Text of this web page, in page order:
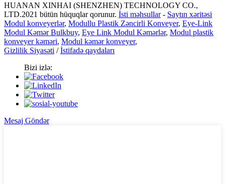
HUANAN XINHAI (SHENZHEN) TECHNOLOGY CO.,
LTD.2021 bütün hüquqlar qorunur. İsti məhsullar- Saytın xəritəsi
Modul konveyerlər, Modullu Plastik Zəncirli Konveyer, Eye-Link
Modul Kəmər Bulkbuy, Eye Link Modul Kəmərlər, Modul plastik
konveyer kəməri, Modul kəmər konveyer,
Gizlilik Siyasəti /İstifadə qaydaları
Bizi izlə:
Mesaj Göndər